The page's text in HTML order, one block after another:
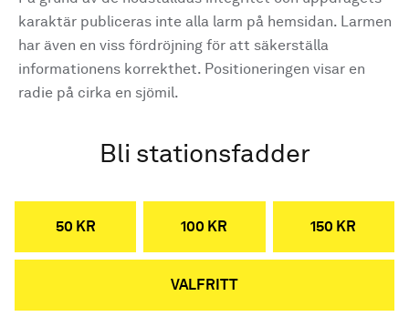
karaktär publiceras inte alla larm på hemsidan. Larmen
har även en viss fördröjning för att säkerställa
informationens korrekthet. Positioneringen visar en
radie på cirka en sjömil.
Bli stationsfadder
50 KR 100 KR 150 KR
VALFRITT